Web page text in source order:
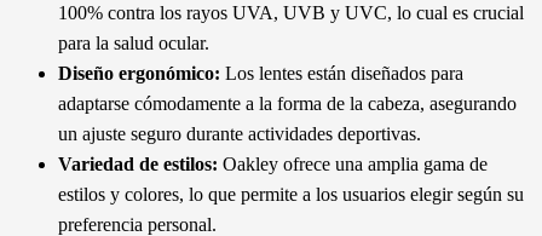
100% contra los rayos UVA, UVB y UVC, lo cual es crucial
para la salud ocular.
Diseño ergonómico: Los lentes están diseñados para
adaptarse cómodamente a la forma de la cabeza, asegurando
un ajuste seguro durante actividades deportivas.
Variedad de estilos: Oakley ofrece una amplia gama de
estilos y colores, lo que permite a los usuarios elegir según su
preferencia personal.